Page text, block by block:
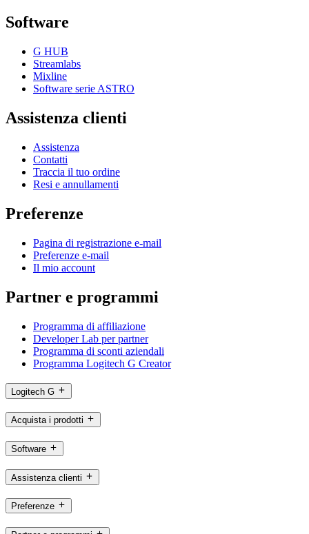
Software
G HUB
Streamlabs
Mixline
Software serie ASTRO
Assistenza clienti
Assistenza
Contatti
Traccia il tuo ordine
Resi e annullamenti
Preferenze
Pagina di registrazione e-mail
Preferenze e-mail
Il mio account
Partner e programmi
Programma di affiliazione
Developer Lab per partner
Programma di sconti aziendali
Programma Logitech G Creator
Logitech G
Acquista i prodotti
Software
Assistenza clienti
Preferenze